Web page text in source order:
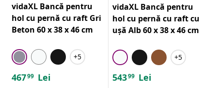
vidaXL Bancă pentru
hol cu pernă cu raft Gri
Beton 60 x 38 x 46 cm
+5
46799 Lei
vidaXL Bancă pentru
hol cu pernă cu raft cu
ușă Alb 60 x 38 x 46 cm
+5
54399 Lei